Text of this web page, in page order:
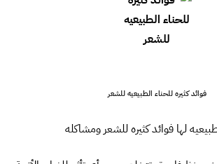
فوائد كثيره للحناء الطبيعيه للشعر
لها فوائد كثيره للشعر ومشاكله